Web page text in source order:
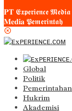
𝐏𝐓 𝕰𝖝𝖕𝖊𝖗𝖎𝖊𝖓𝖈𝖊
𝐌𝐞𝐝𝐢𝐚 𝕻𝖊𝖒𝖊𝖗𝖎𝖓𝖙𝖆𝖍
Global
Politik
Pemerintahan
Hukrim
Akademisi